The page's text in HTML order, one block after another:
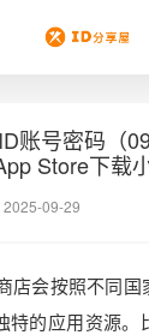
账号密码（
Store下载
2025-09-29
店会按照不同
特的应用资源。